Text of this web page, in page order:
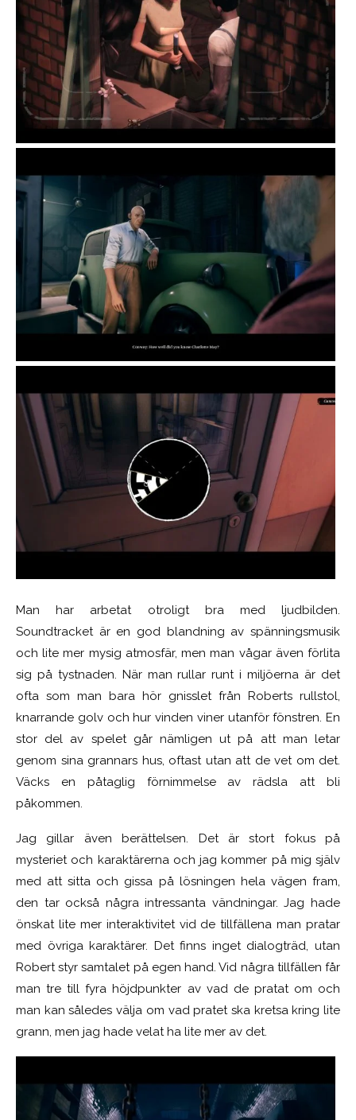
Man har arbetat otroligt bra med ljudbilden.
Soundtracket är en god blandning av spänningsmusik
och lite mer mysig atmosfär, men man vågar även förlita
sig på tystnaden. När man rullar runt i miljöerna är det
ofta som man bara hör gnisslet från Roberts rullstol,
knarrande golv och hur vinden viner utanför fönstren. En
stor del av spelet går nämligen ut på att man letar
genom sina grannars hus, oftast utan att de vet om det.
Väcks en påtaglig förnimmelse av rädsla att bli
påkommen.
Jag gillar även berättelsen. Det är stort fokus på
mysteriet och karaktärerna och jag kommer på mig själv
med att sitta och gissa på lösningen hela vägen fram,
den tar också några intressanta vändningar. Jag hade
önskat lite mer interaktivitet vid de tillfällena man pratar
med övriga karaktärer. Det finns inget dialogträd, utan
Robert styr samtalet på egen hand. Vid några tillfällen får
man tre till fyra höjdpunkter av vad de pratat om och
man kan således välja om vad pratet ska kretsa kring lite
grann, men jag hade velat ha lite mer av det.